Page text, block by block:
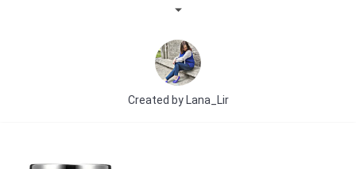
Created byLana_Lir